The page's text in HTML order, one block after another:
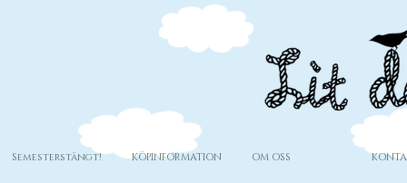
Semesterstängt! KÖPINFORMATION OM OSS